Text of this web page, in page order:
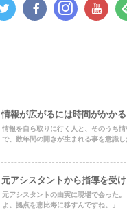
情報が広がるには時間がかかる
情報を自ら取りに行く人と、そのうち
で、数年間の開きが生まれる事を意識し
元アシスタントから指導を受
元アシスタントの由実に現場で会った
よ。拠点を恵比寿に移すんですね。」...